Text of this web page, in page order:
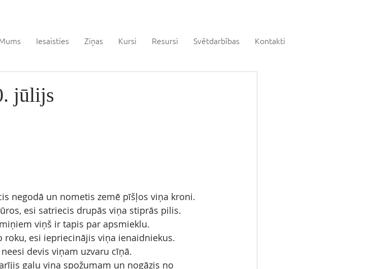
Iesaisties Ziņas Kursi Resursi Svētdarbības Kontakti
jūlijs
negodā un nometis zemē pīšļos viņa kroni.
esi satriecis drupās viņa stiprās pilis.
viņš ir tapis par apsmieklu.
esi iepriecinājis viņa ienaidniekus.
devis viņam uzvaru cīņā.
galu viņa spožumam un nogāzis no